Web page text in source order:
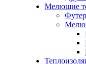
Мелющие